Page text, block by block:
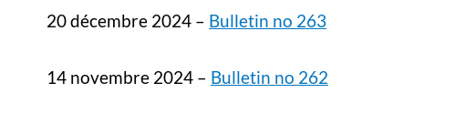
20 décembre 2024 – Bulletin no 263
14 novembre 2024 – Bulletin no 262